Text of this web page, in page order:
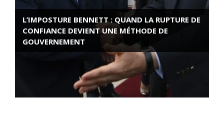
L’IMPOSTURE BENNETT : QUAND LA RUPTURE DE
CONFIANCE DEVIENT UNE MÉTHODE DE
GOUVERNEMENT
ROSE VALLAND, HEROÏNE DE LA RESISTANCE